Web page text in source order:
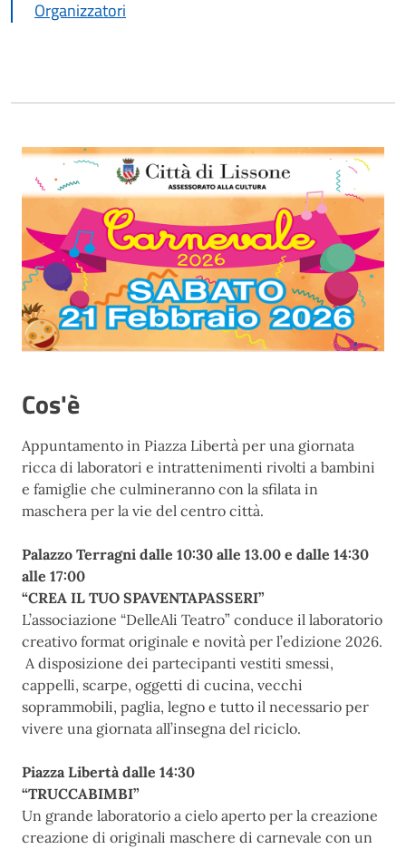
Organizzatori
Cos'è
Appuntamento in Piazza Libertà per una giornata
ricca di laboratori e intrattenimenti rivolti a bambini
e famiglie che culmineranno con la sfilata in
maschera per la vie del centro città.
Palazzo Terragni dalle 10:30 alle 13.00 e dalle 14:30
alle 17:00
“CREA IL TUO SPAVENTAPASSERI”
L’associazione “DelleAli Teatro” conduce il laboratorio
creativo format originale e novità per l’edizione 2026.
A disposizione dei partecipanti vestiti smessi,
cappelli, scarpe, oggetti di cucina, vecchi
soprammobili, paglia, legno e tutto il necessario per
vivere una giornata all’insegna del riciclo.
Piazza Libertà dalle 14:30
“TRUCCABIMBI”
Un grande laboratorio a cielo aperto per la creazione
creazione di originali maschere di carnevale con un